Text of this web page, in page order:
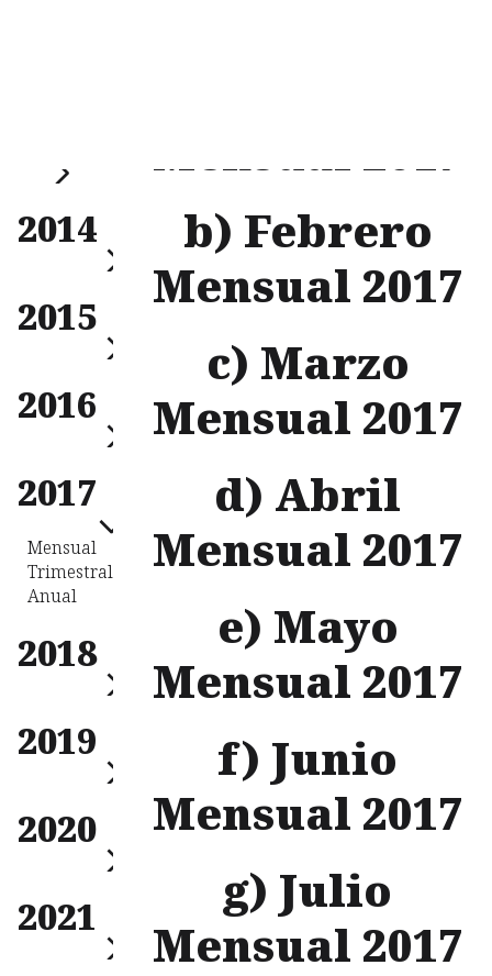
2014
Trimestral
Anual
2015
Trimestral
Anual
2016
Trimestral
Anual
2017
Mensual
Trimestral
Anual
2018
Trimestral
Anual
2019
Trimestral
Anual
2020
Trimestral
Anual
2021
Mensual 2017
b) Febrero
Mensual 2017
c) Marzo
Mensual 2017
d) Abril
Mensual 2017
e) Mayo
Mensual 2017
f) Junio
Mensual 2017
g) Julio
Mensual 2017